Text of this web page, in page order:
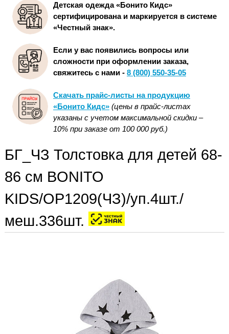
Детская одежда «Бонито Кидс»
сертифицирована и маркируется в системе
«Честный знак».
Если у вас появились вопросы или
сложности при оформлении заказа,
свяжитесь с нами - 8 (800) 550-35-05
Скачать прайс-листы на продукцию
«Бонито Кидс» (цены в прайс-листах
указаны с учетом максимальной скидки –
10% при заказе от 100 000 руб.)
БГ_ЧЗ Толстовка для детей 68-
86 см BONITO
KIDS/OP1209(ЧЗ)/уп.4шт./
меш.336шт.